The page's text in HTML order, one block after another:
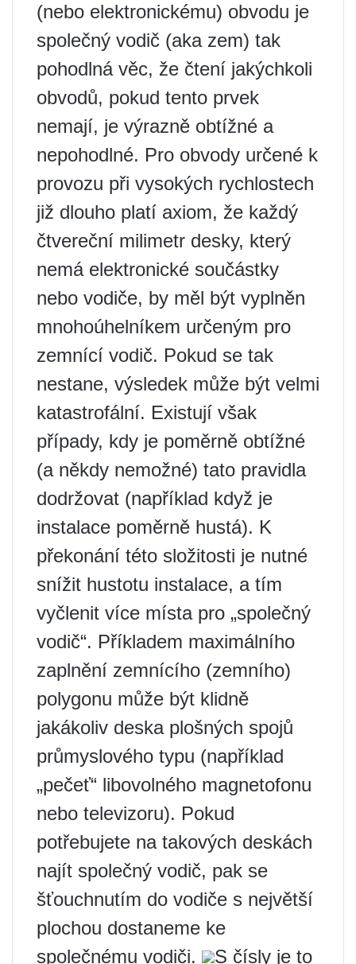
(nebo elektronickému) obvodu je
společný vodič (aka zem) tak
pohodlná věc, že ​​čtení jakýchkoli
obvodů, pokud tento prvek
nemají, je výrazně obtížné a
nepohodlné. Pro obvody určené k
provozu při vysokých rychlostech
již dlouho platí axiom, že každý
čtvereční milimetr desky, který
nemá elektronické součástky
nebo vodiče, by měl být vyplněn
mnohoúhelníkem určeným pro
zemnící vodič. Pokud se tak
nestane, výsledek může být velmi
katastrofální. Existují však
případy, kdy je poměrně obtížné
(a někdy nemožné) tato pravidla
dodržovat (například když je
instalace poměrně hustá). K
překonání této složitosti je nutné
snížit hustotu instalace, a tím
vyčlenit více místa pro „společný
vodič“. Příkladem maximálního
zaplnění zemnícího (zemního)
polygonu může být klidně
jakákoliv deska plošných spojů
průmyslového typu (například
„pečeť“ libovolného magnetofonu
nebo televizoru). Pokud
potřebujete na takových deskách
najít společný vodič, pak se
šťouchnutím do vodiče s největší
plochou dostaneme ke
společnému vodiči.
S čísly je to